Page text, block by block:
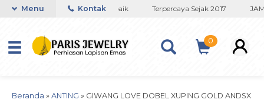
Titanium Lapisan Emas Terbaik Terpercaya Sejak 2017
Menu Kontak
0
Beranda » ANTING » GIWANG LOVE DOBEL XUPING GOLD ANDSX